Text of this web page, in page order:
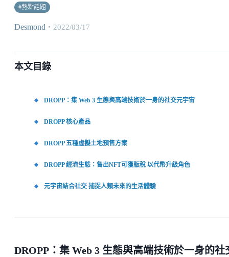
#熱點話題
Desmond ・ 2022/03/17
本文目錄
DROPP：集 Web 3 生態與高端技術於一身的社交元宇宙
DROPP 核心產品
DROPP 五種虛擬土地預售方案
DROPP 經濟生態：售出NFT可獲版稅 以代幣升級角色
元宇宙結合社交 捕捉人類未來的生活體驗
DROPP：集 Web 3 生態與高端技術於一身的社